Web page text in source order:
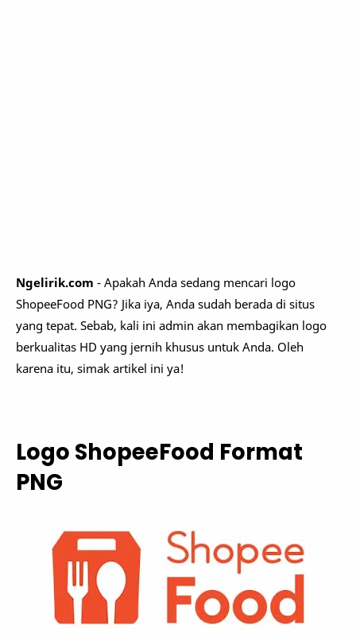
Ngelirik.com - Apakah Anda sedang mencari logo
ShopeeFood PNG? Jika iya, Anda sudah berada di situs
yang tepat. Sebab, kali ini admin akan membagikan logo
berkualitas HD yang jernih khusus untuk Anda. Oleh
karena itu, simak artikel ini ya!
Logo ShopeeFood Format
PNG